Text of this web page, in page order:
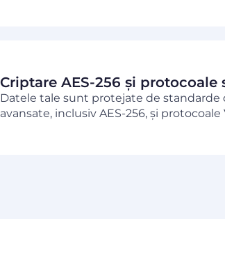
Criptare AES-256 și protocoale
Datele tale sunt protejate de standarde
avansate, inclusiv AES-256, și